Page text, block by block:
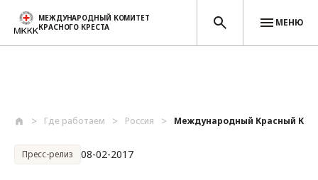
МЕЖДУНАРОДНЫЙ КОМИТЕТ
КРАСНОГО КРЕСТА
МЕНЮ
Где работаем Россия Международный Красный
Пресс-релиз 08-02-2017